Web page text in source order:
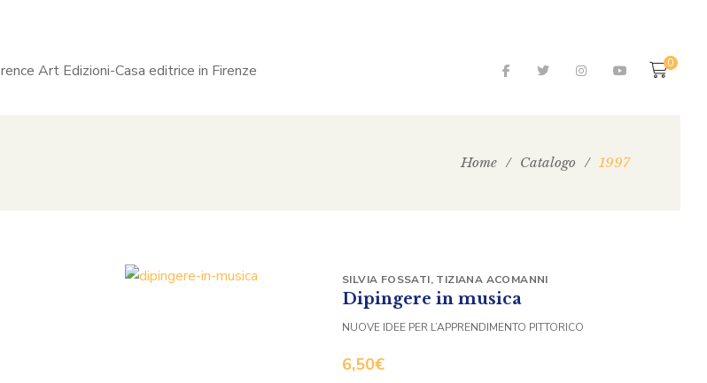
0
Home / Catalogo / 1997
Dipingere in musica
6,50€
SILVIA FOSSATI, TIZIANA ACOMANNI
NUOVE IDEE PER L’APPRENDIMENTO PITTORICO